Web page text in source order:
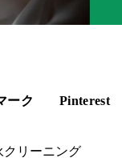
ーク Pinterest
クリーニング